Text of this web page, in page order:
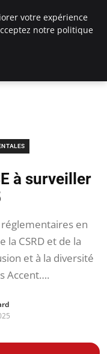
à surveiller
réglementaires en
la CSRD et de la
et à la diversité
Accent….
votre expérience
notre politique